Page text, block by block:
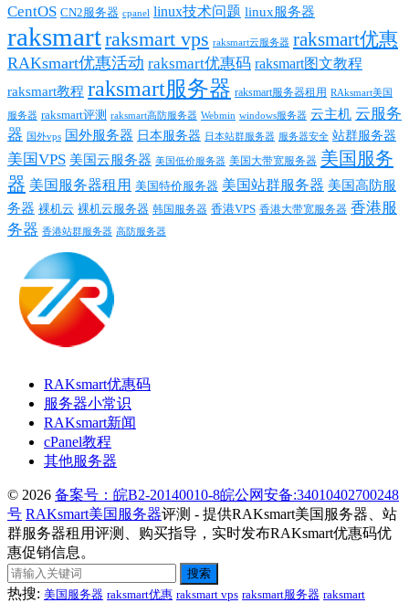
CentOS CN2服务器 cpanel linux技术问题 linux服务器
raksmartraksmart vps raksmart云服务器 raksmart优惠
RAKsmart优惠活动 raksmart优惠码 raksmart图文教程
raksmart教程 raksmart服务器 raksmart服务器租用 RAksmart美国
服务器 raksmart评测 raksmart高防服务器 Webmin windows服务器 云主机 云服务
器 国外vps 国外服务器 日本服务器 日本站群服务器 服务器安全 站群服务器
美国VPS 美国云服务器 美国低价服务器 美国大带宽服务器 美国服务
器 美国服务器租用 美国特价服务器 美国站群服务器 美国高防服
务器 裸机云 裸机云服务器 韩国服务器 香港VPS 香港大带宽服务器 香港服
务器 香港站群服务器 高防服务器
RAKsmart优惠码
服务器小常识
RAKsmart新闻
cPanel教程
其他服务器
© 2026 备案号：皖B2-20140010-8皖公网安备:34010402700248
号 RAKsmart美国服务器评测 - 提供RAKsmart美国服务器、站
群服务器租用评测、购买指导，实时发布RAKsmart优惠码优
惠促销信息。
搜索
热搜: 美国服务器 raksmart优惠 raksmart vps raksmart服务器 raksmart